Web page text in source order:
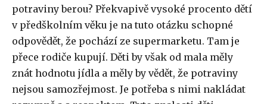
potraviny berou? Překvapivě vysoké procento dětí
v předškolním věku je na tuto otázku schopné
odpovědět, že pochází ze supermarketu. Tam je
přece rodiče kupují. Děti by však od mala měly
znát hodnotu jídla a měly by vědět, že potraviny
nejsou samozřejmost. Je potřeba s nimi nakládat